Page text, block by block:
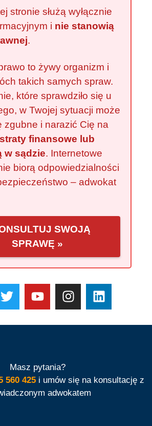
stronie służą wyłącznie
i nie stanowią
.
to żywy organizm i
takich samych spraw.
które sprawdziło się u
w Twojej sytuacji może
zgubne i narazić Cię na
finansowe lub
w sądzie. Internetowe
biorą odpowiedzialności
– adwokat
SWOJĄ
SPRAWĘ »
Masz pytania?
560 425 i umów się na konsultację z
adwokatem